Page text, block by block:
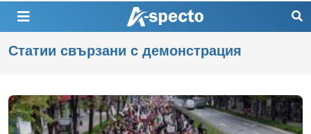
Статии свързани с демонстрация